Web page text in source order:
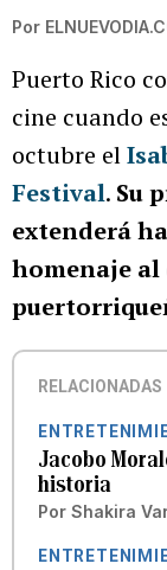
Por
Puerto Rico
cine cuando
octubre el
Festival. Su
extenderá
homenaje
RELACIONADAS
Jacobo
historia
Por Shakira